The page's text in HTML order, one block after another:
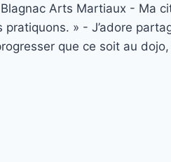
Arts Martiaux - Ma
pratiquons. » - J’adore
que ce soit au dojo,